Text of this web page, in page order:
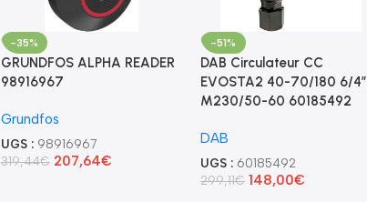
-35%
GRUNDFOS ALPHA READER
98916967
Grundfos
UGS : 98916967
319,44€ 207,64€
-51%
DAB Circulateur CC
EVOSTA2 40-70/180 6/4″
M230/50-60 60185492
DAB
UGS : 60185492
299,11€ 148,00€